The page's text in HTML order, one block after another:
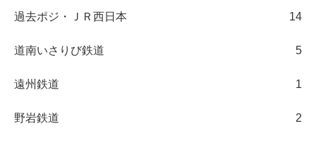
過去ポジ・ＪＲ西日本 14
道南いさりび鉄道 5
遠州鉄道 1
野岩鉄道 2